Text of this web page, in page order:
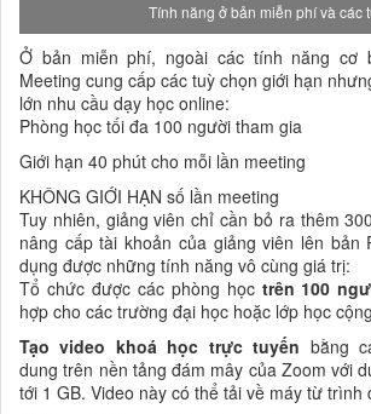
Tính năng ở bản miễn phí và các
Ở bản miễn phí, ngoài các tính năng cơ
Meeting cung cấp các tuỳ chọn giới hạn
lớn nhu cầu dạy học online:
Phòng học tối đa 100 người tham gia
Giới hạn 40 phút cho mỗi lần meeting
KHÔNG GIỚI HẠN số lần meeting
Tuy nhiên, giảng viên chỉ cần bỏ ra thêm
nâng cấp tài khoản của giảng viên lên
dụng được những tính năng vô cùng giá trị:
Tổ chức được các phòng học trên 100
hợp cho các trường đại học hoặc lớp học
Tạo video khoá học trực tuyến bằng
dung trên nền tảng đám mây của Zoom với
tới 1 GB. Video này có thể tải về máy từ trình